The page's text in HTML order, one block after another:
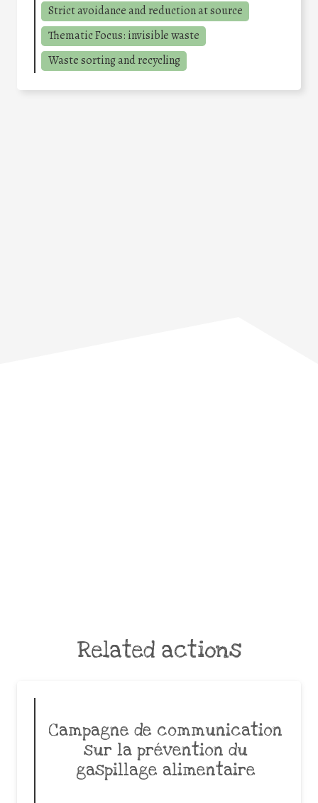
Strict avoidance and reduction at source
Thematic Focus: invisible waste
Waste sorting and recycling
Related actions
Campagne de communication
sur la prévention du
gaspillage alimentaire